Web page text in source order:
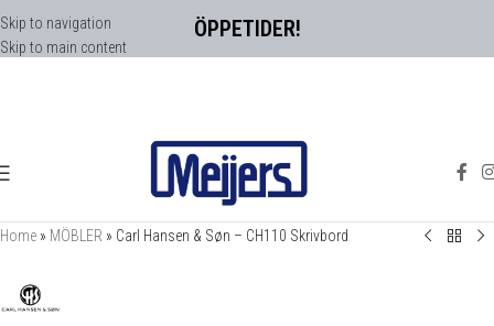
ÖPPETIDER!
Skip to navigation
Skip to main content
Home » MÖBLER » Carl Hansen & Søn – CH110 Skrivbord